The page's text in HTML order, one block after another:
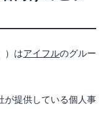
）はアイフルのグルー
が提供している個人事